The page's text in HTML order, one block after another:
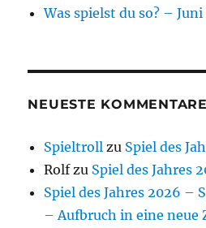
Was spielst du so? –
NEUESTE KOMMENTARE
Spieltroll zu Spiel des
Rolfzu Spiel des Jahres
Spiel des Jahres 2026 –
– Aufbruch in eine neue